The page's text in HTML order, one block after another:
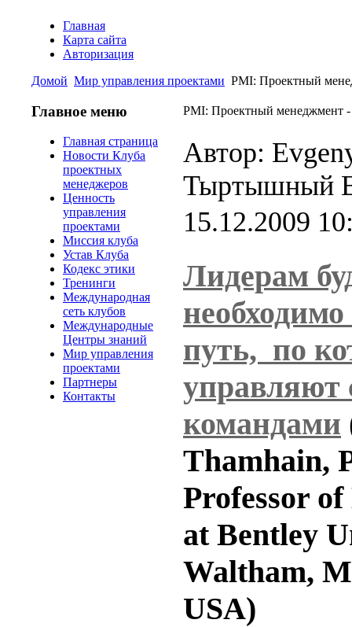
Главная
Карта сайта
Авторизация
Домой Мир управления проектами PMI: Проектный
Главное меню
Главная страница
Новости Клуба
проектных
менеджеров
Ценность
управления
проектами
Миссия клуба
Устав Клуба
Кодекс этики
Тренинги
Международная
сеть клубов
Международные
Центры знаний
Мир управления
проектами
Партнеры
Контакты
PMI: Проектный менеджмент -
Автор:
Тыртышный
15.12.2009
Лидерам
путь, по
управляют
командами
Thamhain,
Professor
at Bentley
Waltham,
USA)